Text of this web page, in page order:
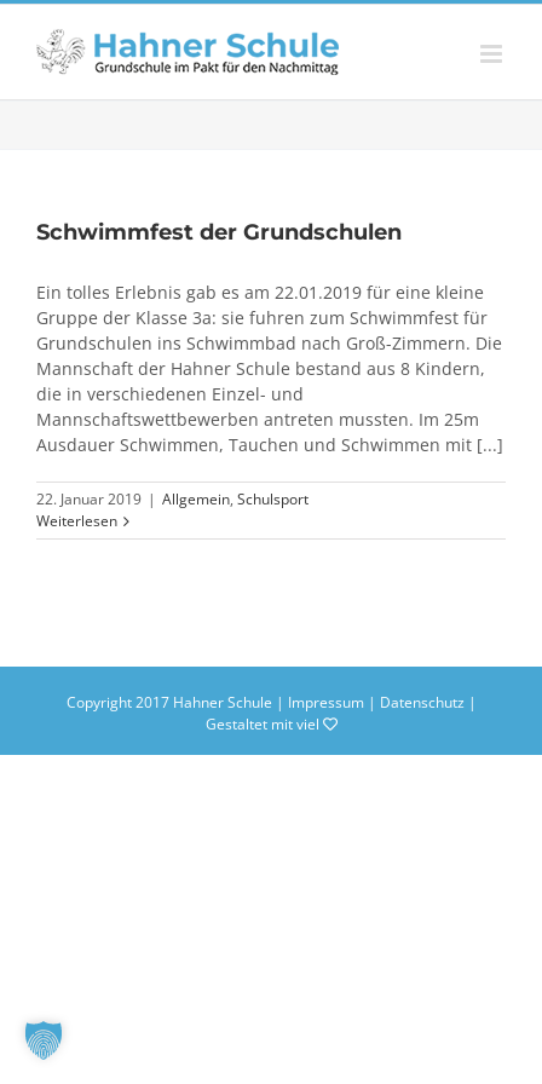
Zum
springen
Schwimmfest der Grundschulen
Ein tolles Erlebnis gab es am 22.01.2019 für eine kleine
Gruppe der Klasse 3a: sie fuhren zum Schwimmfest für
Grundschulen ins Schwimmbad nach Groß-Zimmern. Die
Mannschaft der Hahner Schule bestand aus 8 Kindern,
die in verschiedenen Einzel- und
Mannschaftswettbewerben antreten mussten. Im 25m
Ausdauer Schwimmen, Tauchen und Schwimmen mit [...]
22. Januar 2019 | Allgemein, Schulsport
Weiterlesen
Copyright 2017 Hahner Schule | Impressum| Datenschutz |
Gestaltet mit viel